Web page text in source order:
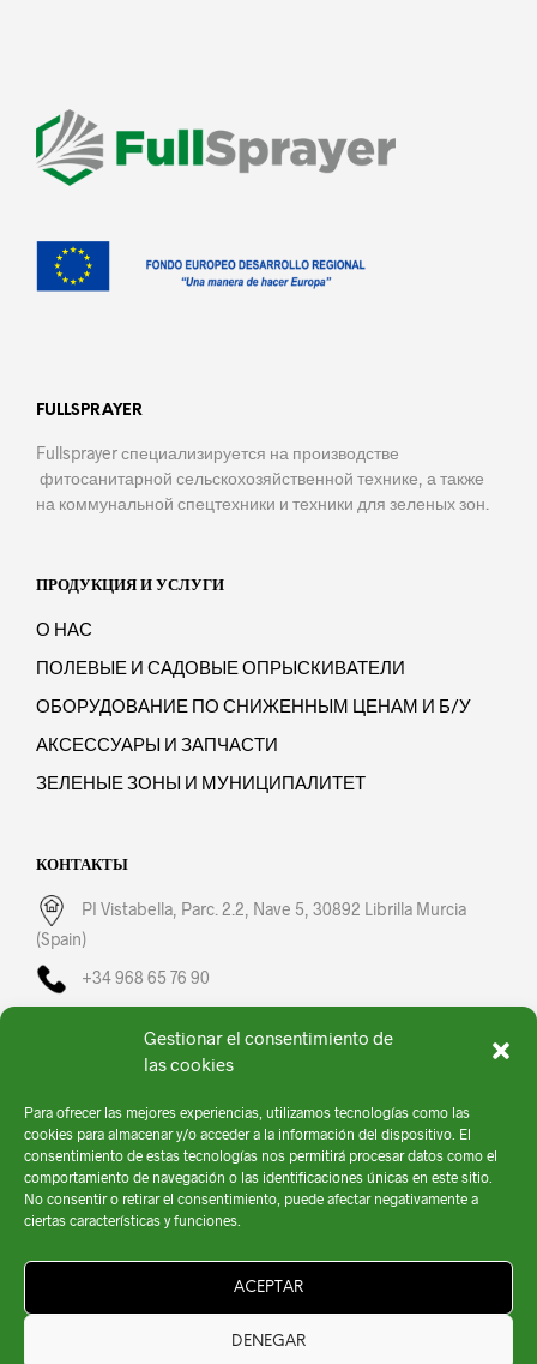
Gestionar el consentimiento de
las cookies
Para ofrecer las mejores experiencias, utilizamos tecnologías como las
cookies para almacenar y/o acceder a la información del dispositivo. El
consentimiento de estas tecnologías nos permitirá procesar datos como el
comportamiento de navegación o las identificaciones únicas en este sitio.
No consentir o retirar el consentimiento, puede afectar negativamente a
ciertas características y funciones.
ACEPTAR
DENEGAR
FULLSPRAYER
Fullsprayer специализируется на производстве
фитосанитарной сельскохозяйственной технике, а также
на коммунальной спецтехники и техники для зеленых зон.
ПРОДУКЦИЯ И УСЛУГИ
О НАС
ПОЛЕВЫЕ И САДОВЫЕ ОПРЫСКИВАТЕЛИ
ОБОРУДОВАНИЕ ПО СНИЖЕННЫМ ЦЕНАМ И Б/У
АКСЕССУАРЫ И ЗАПЧАСТИ
ЗЕЛЕНЫЕ ЗОНЫ И МУНИЦИПАЛИТЕТ
КОНТАКТЫ
PI Vistabella, Parc. 2.2, Nave 5, 30892 Librilla Murcia
(Spain)
+34 968 65 76 90
Пн-Пт: 08:00 – 16:00
Fullsprayer © 2020 | Todos los Derechos Reservados |
Política de privacidad|Política de Cookies|Aviso Legal|
Diseño porComga